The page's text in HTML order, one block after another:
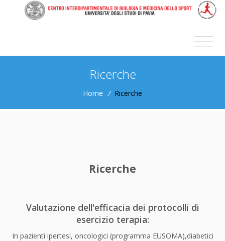
Ricerche
Home / Ricerche
Ricerche
Valutazione dell'efficacia dei protocolli di
esercizio terapia:
In pazienti ipertesi, oncologici (programma EUSOMA),diabetici